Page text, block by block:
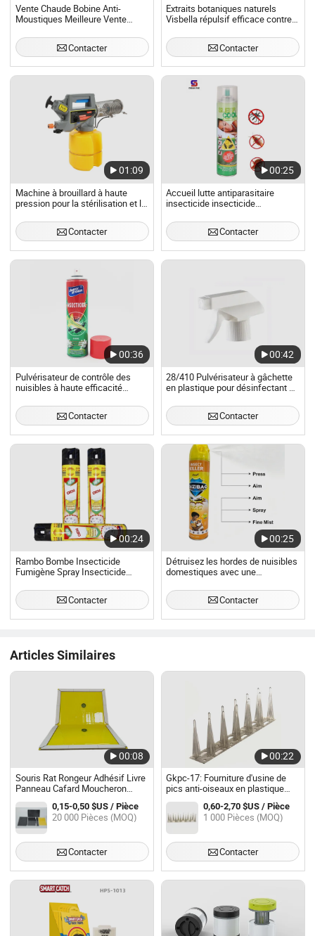
Vente Chaude Bobine Anti-
Moustiques Meilleure Vente
Tueur de Moustiques pour
125mm
Contacter
Extraits botaniques naturels
Visbella répulsif efficace contre
durée
Contacter
01:09
Machine à brouillard à haute
pression pour la stérilisation et la
à fumée, pulvérisateur agricole
pour verger
Contacter
00:25
Accueil lutte antiparasitaire
insecticide insecticide
pulvérisateur insecticide en
aérosol
Contacter
00:36
Pulvérisateur de contrôle des
nuisibles à haute efficacité
Contacter
00:42
28/410 Pulvérisateur à gâchette
en plastique pour désinfectant à
Contacter
00:24
Rambo Bombe Insecticide
Fumigène Spray Insecticide
Contacter
00:25
Détruisez les hordes de nuisibles
domestiques avec une
Contacter
Articles Similaires
00:08
Souris Rat Rongeur Adhésif Livre
Panneau Cafard Moucheron
Moustique Tueur Contrôle des
Nuisibles Papier Collant Maison
Insecte Piège à Colle
0,15-0,50 $US / Pièce
20 000 Pièces (MOQ)
Contacter
00:22
Gkpc-17: Fourniture d'usine de
pics anti-oiseaux en plastique
répulsifs pour oiseaux
0,60-2,70 $US / Pièce
1 000 Pièces (MOQ)
Contacter